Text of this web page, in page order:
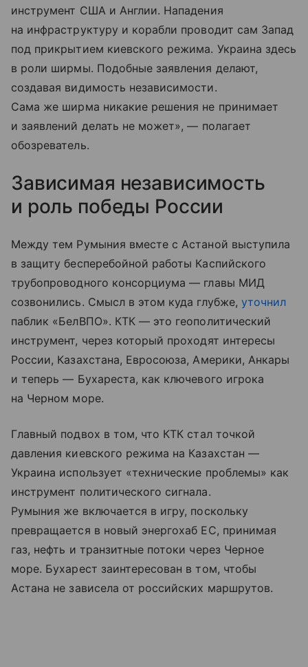
инструмент США и Англии. Нападения
на инфраструктуру и корабли проводит сам Запад
под прикрытием киевского режима. Украина здесь
в роли ширмы. Подобные заявления делают,
создавая видимость независимости.
Сама же ширма никакие решения не принимает
и заявлений делать не может», — полагает
обозреватель.
Зависимая независимость
и роль победы России
Между тем Румыния вместе с Астаной выступила
в защиту бесперебойной работы Каспийского
трубопроводного консорциума — главы МИД
созвонились. Смысл в этом куда глубже, уточнил
паблик «БелВПО». КТК — это геополитический
инструмент, через который проходят интересы
России, Казахстана, Евросоюза, Америки, Анкары
и теперь — Бухареста, как ключевого игрока
на Черном море.
Главный подвох в том, что КТК стал точкой
давления киевского режима на Казахстан —
Украина использует «технические проблемы» как
инструмент политического сигнала.
Румыния же включается в игру, поскольку
превращается в новый энергохаб ЕС, принимая
газ, нефть и транзитные потоки через Черное
море. Бухарест заинтересован в том, чтобы
Астана не зависела от российских маршрутов.